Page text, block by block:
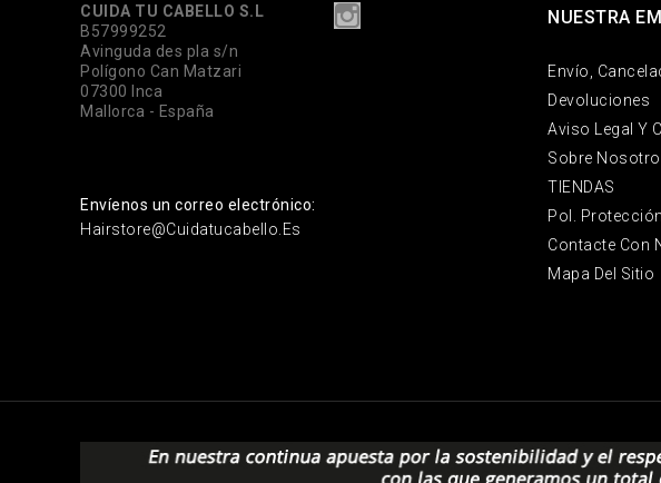
CUIDA TU CABELLO S.L
B57999252
Avinguda des pla s/n
Polígono Can Matzari
07300 Inca
Mallorca - España
Envíenos un correo electrónico:
Hairstore@cuidatucabello.es
NUESTRA
Envío,
Devoluciones
Aviso Legal Y
Sobre
TIENDAS
Pol.
Contacte Con
Mapa Del Sitio